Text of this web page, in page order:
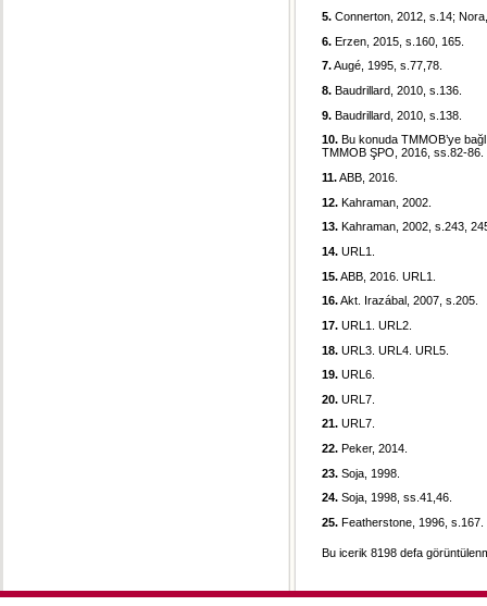
5. Connerton, 2012, s.14;
6. Erzen, 2015, s.160, 165.
7.Augé, 1995, s.77,78.
8. Baudrillard, 2010, s.136.
9. Baudrillard, 2010, s.138.
10. Bu konuda TMMOB’ye
TMMOB ŞPO, 2016, ss.82-86.
11.ABB, 2016.
12. Kahraman, 2002.
13. Kahraman, 2002, s.243,
14. URL1.
15.ABB, 2016. URL1.
16.Akt. Irazábal, 2007, s.205.
17. URL1. URL2.
18. URL3. URL4. URL5.
19. URL6.
20. URL7.
21. URL7.
22. Peker, 2014.
23. Soja, 1998.
24. Soja, 1998, ss.41,46.
25. Featherstone, 1996, s.167.
Bu icerik 8198 defa